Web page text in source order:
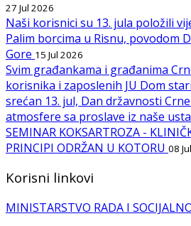
27 Jul 2026
Naši korisnici su 13. jula položili
Palim borcima u Risnu, povodom
Gore 15 Jul 2026
Svim građankama i građanima
korisnika i zaposlenih JU Dom
srećan 13. jul, Dan državnosti
atmosfere sa proslave iz naše
SEMINAR KOKSARTROZA -
PRINCIPI ODRŽAN U KOTORU 08
Korisni linkovi
MINISTARSTVO RADA I